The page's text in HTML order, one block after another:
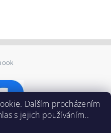
Dalším procházením
s jejich používáním..